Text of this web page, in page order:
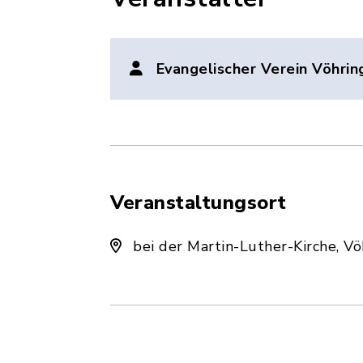
Evangelischer Verein
Veranstaltungsort
bei der Martin-Luther-Kirche,